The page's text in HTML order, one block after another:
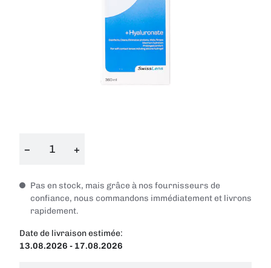
− +
Pas en stock, mais grâce à nos fournisseurs de
confiance, nous commandons immédiatement et livrons
rapidement.
Date de livraison estimée:
13.08.2026 - 17.08.2026